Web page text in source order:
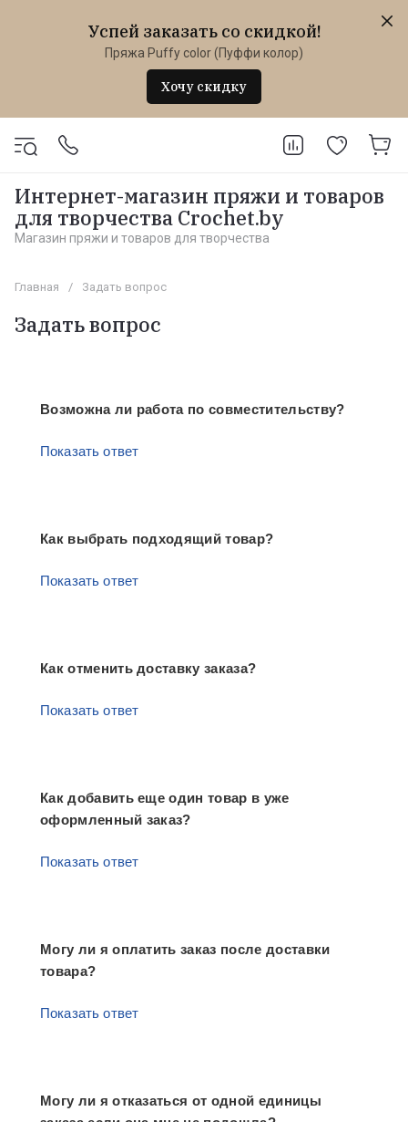
Успей заказать со скидкой!
Пряжа Puffy color (Пуффи колор)
Хочу скидку
Интернет-магазин пряжи и товаров
для творчества Crochet.by
Магазин пряжи и товаров для творчества
Главная / Задать вопрос
Задать вопрос
Возможна ли работа по совместительству?
Показать ответ
Как выбрать подходящий товар?
Показать ответ
Как отменить доставку заказа?
Показать ответ
Как добавить еще один товар в уже
оформленный заказ?
Показать ответ
Могу ли я оплатить заказ после доставки
товара?
Показать ответ
Могу ли я отказаться от одной единицы